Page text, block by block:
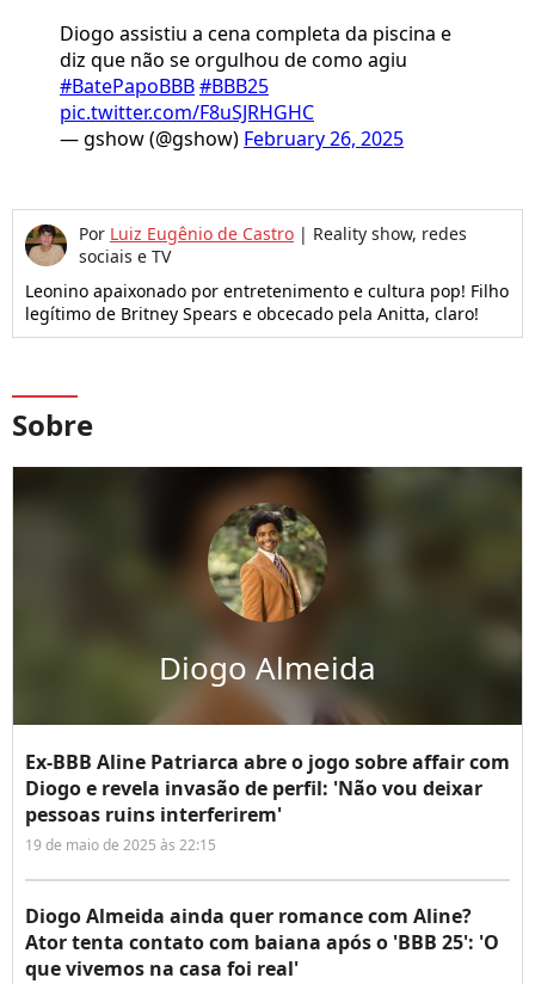
Diogo assistiu a cena completa da piscina e
diz que não se orgulhou de como agiu
#BatePapoBBB#BBB25
pic.twitter.com/F8uSJRHGHC
— gshow (@gshow) February 26, 2025
Por Luiz Eugênio de Castro | Reality show, redes
sociais e TV
Leonino apaixonado por entretenimento e cultura pop! Filho
legítimo de Britney Spears e obcecado pela Anitta, claro!
Sobre
Diogo Almeida
Ex-BBB Aline Patriarca abre o jogo sobre affair com
Diogo e revela invasão de perfil: 'Não vou deixar
pessoas ruins interferirem'
19 de maio de 2025 às 22:15
Diogo Almeida ainda quer romance com Aline?
Ator tenta contato com baiana após o 'BBB 25': 'O
que vivemos na casa foi real'